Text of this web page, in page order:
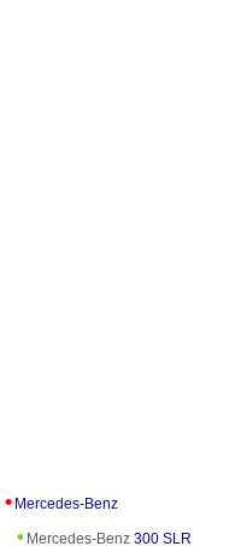
Mercedes-Benz
Mercedes-Benz 300 SLR